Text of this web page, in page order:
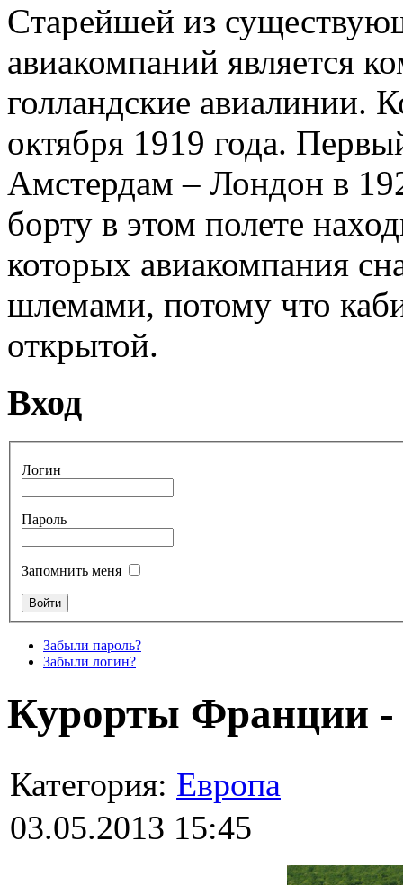
Cтарейшей из
авиакомпаний является
голландские авиалинии.
октября 1919 года.
Амстердам – Лондон в
борту в этом полете
которых авиакомпания
шлемами, потому что
открытой.
Вход
Логин
Пароль
Запомнить меня
Забыли пароль?
Забыли логин?
Курорты Франции -
Категория: Европа
03.05.2013 15:45